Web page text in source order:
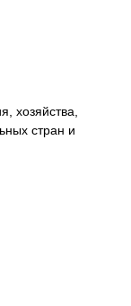
хозяйства,
стран и